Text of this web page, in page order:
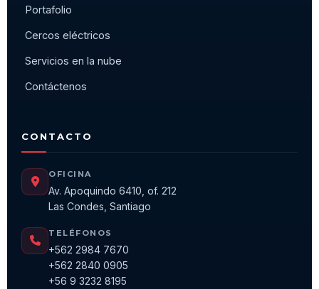
Portafolio
Cercos eléctricos
Servicios en la nube
Contáctenos
CONTACTO
OFICINA
Av. Apoquindo 6410, of. 212
Las Condes, Santiago
TELÉFONOS
+562 2984 7670
+562 2840 0905
+56 9 3232 8195